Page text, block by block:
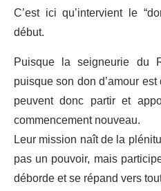
C’est ici qu’intervient le
début.
Puisque la seigneurie du
puisque son don d’amour
peuvent donc partir et
commencement nouveau.
Leur mission naît de la
pas un pouvoir, mais
déborde et se répand vers